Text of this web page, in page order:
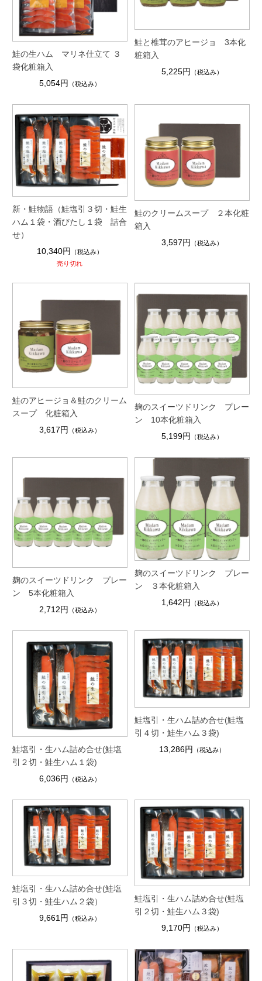
鮭の生ハム マリネ仕立て ３
袋化粧箱入
5,054円
（税込み）
鮭と椎茸のアヒージョ 3本化
粧箱入
5,225円
（税込み）
新・鮭物語（鮭塩引３切・鮭生
ハム１袋・酒びたし１袋 詰合
せ）
10,340円
（税込み）
売り切れ
鮭のクリームスープ ２本化粧
箱入
3,597円
（税込み）
鮭のアヒージョ＆鮭のクリーム
スープ 化粧箱入
3,617円
（税込み）
麹のスイーツドリンク プレー
ン 10本化粧箱入
5,199円
（税込み）
麹のスイーツドリンク プレー
ン 5本化粧箱入
2,712円
（税込み）
麹のスイーツドリンク プレー
ン ３本化粧箱入
1,642円
（税込み）
鮭塩引・生ハム詰め合せ(鮭塩
引２切・鮭生ハム１袋)
6,036円
（税込み）
鮭塩引・生ハム詰め合せ(鮭塩
引４切・鮭生ハム３袋)
13,286円
（税込み）
鮭塩引・生ハム詰め合せ(鮭塩
引３切・鮭生ハム２袋）
9,661円
（税込み）
鮭塩引・生ハム詰め合せ(鮭塩
引２切・鮭生ハム３袋)
9,170円
（税込み）